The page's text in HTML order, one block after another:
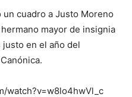
cuadro a Justo Moreno
mayor de insignia
en el año del
watch?v=w8lo4hwVl_c